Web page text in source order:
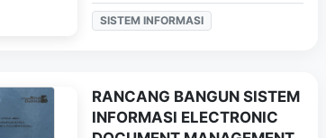
SISTEM INFORMASI
RANCANG BANGUN SISTEM
INFORMASI ELECTRONIC